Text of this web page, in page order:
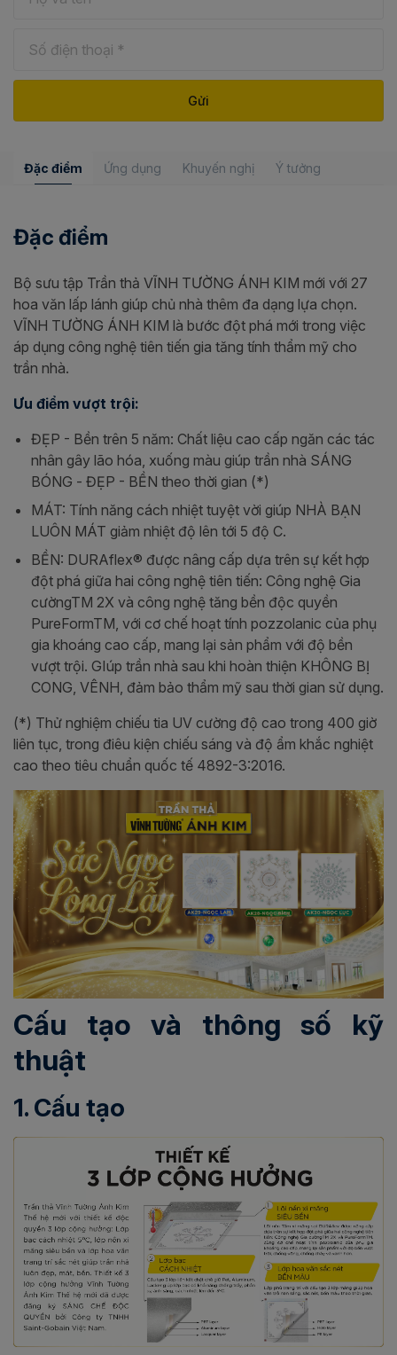
Đặc điểm Ứng dụng Khuyến nghị Ý tưởng
Đặc điểm
Bộ sưu tập Trần thả VĨNH TƯỜNG ÁNH KIM mới với 27
hoa văn lấp lánh giúp chủ nhà thêm đa dạng lựa chọn.
VĨNH TƯỜNG ÁNH KIM là bước đột phá mới trong việc
áp dụng công nghệ tiên tiến gia tăng tính thẩm mỹ cho
trần nhà.
Ưu điểm vượt trội:
ĐẸP - Bền trên 5 năm: Chất liệu cao cấp ngăn các tác
nhân gây lão hóa, xuống màu giúp trần nhà SÁNG
BÓNG - ĐẸP - BỀN theo thời gian (*)
MÁT: Tính năng cách nhiệt tuyệt vời giúp NHÀ BẠN
LUÔN MÁT giảm nhiệt độ lên tới 5 độ C.
BỀN: DURAflex® được nâng cấp dựa trên sự kết hợp
đột phá giữa hai công nghệ tiên tiến: Công nghệ Gia
cườngTM 2X và công nghệ tăng bền độc quyền
PureFormTM, với cơ chế hoạt tính pozzolanic của phụ
gia khoáng cao cấp, mang lại sản phẩm với độ bền
vượt trội. GIúp trần nhà sau khi hoàn thiện KHÔNG BỊ
CONG, VÊNH, đảm bảo thẩm mỹ sau thời gian sử dụng.
(*) Thử nghiệm chiếu tia UV cường độ cao trong 400 giờ
liên tục, trong điêu kiện chiếu sáng và độ ẩm khắc nghiệt
cao theo tiêu chuẩn quốc tế 4892-3:2016.
Cấu tạo và thông số kỹ
thuật
1. Cấu tạo